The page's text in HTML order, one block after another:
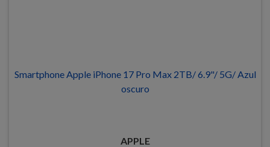
Smartphone Apple iPhone 17 Pro Max 2TB/ 6.9"/ 5G/ Azul
oscuro
APPLE